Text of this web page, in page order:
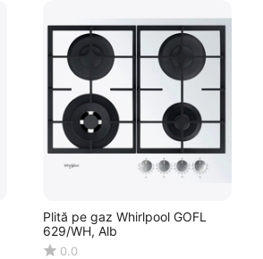
Plită pe gaz Whirlpool GOFL
629/WH, Alb
0.0